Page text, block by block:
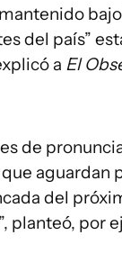
del país”
a El
de
aguardan
del
planteó, por